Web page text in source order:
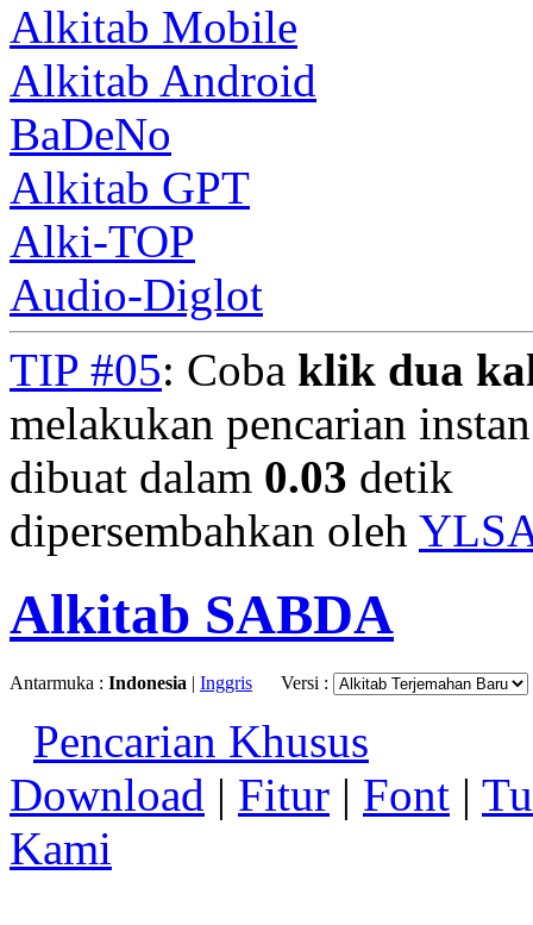
Alkitab Mobile
Alkitab Android
BaDeNo
Alkitab GPT
Alki-TOP
Audio-Diglot
TIP #05: Coba klik dua
melakukan pencarian
dibuat dalam 0.03 detik
dipersembahkan oleh
Alkitab SABDA
Antarmuka : Indonesia | Inggris Versi :
Pencarian Khusus
Download | Fitur | Font |
Kami